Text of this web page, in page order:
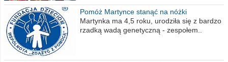
Pomóż Martynce stanąć na nóżki
Martynka ma 4,5 roku, urodziła się z bardzo
rzadką wadą genetyczną - zespołem..